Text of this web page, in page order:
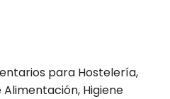
para Hostelería,
Higiene